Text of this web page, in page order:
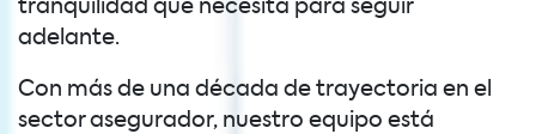
tranquilidad que necesita para seguir
adelante.
Con más de una década de trayectoria en el
sector asegurador, nuestro equipo está